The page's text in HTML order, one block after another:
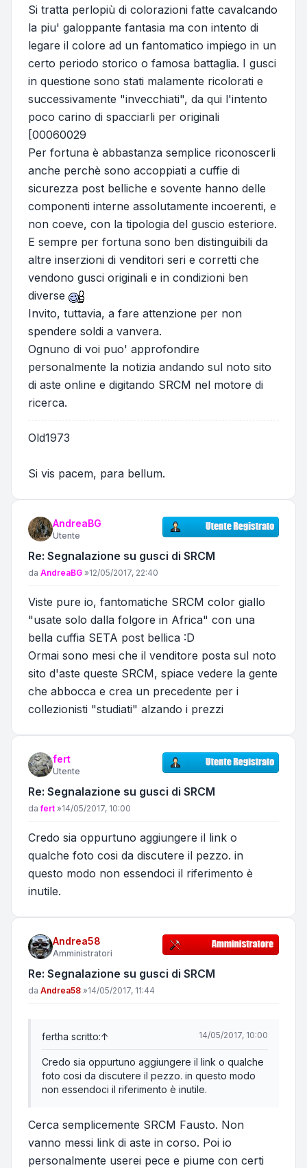
Si tratta perlopiù di colorazioni fatte cavalcando
la piu' galoppante fantasia ma con intento di
legare il colore ad un fantomatico impiego in un
certo periodo storico o famosa battaglia. I gusci
in questione sono stati malamente ricolorati e
successivamente "invecchiati", da qui l'intento
poco carino di spacciarli per originali
[00060029
Per fortuna è abbastanza semplice riconoscerli
anche perchè sono accoppiati a cuffie di
sicurezza post belliche e sovente hanno delle
componenti interne assolutamente incoerenti, e
non coeve, con la tipologia del guscio esteriore.
E sempre per fortuna sono ben distinguibili da
altre inserzioni di venditori seri e corretti che
vendono gusci originali e in condizioni ben
diverse
Invito, tuttavia, a fare attenzione per non
spendere soldi a vanvera.
Ognuno di voi puo' approfondire
personalmente la notizia andando sul noto sito
di aste online e digitando SRCM nel motore di
ricerca.
Old1973
Si vis pacem, para bellum.
AndreaBG
Utente
Re: Segnalazione su gusci di SRCM
Messaggio
da AndreaBG »12/05/2017, 22:40
Viste pure io, fantomatiche SRCM color giallo
"usate solo dalla folgore in Africa" con una
bella cuffia SETA post bellica :D
Ormai sono mesi che il venditore posta sul noto
sito d'aste queste SRCM, spiace vedere la gente
che abbocca e crea un precedente per i
collezionisti "studiati" alzando i prezzi
fert
Utente
Re: Segnalazione su gusci di SRCM
Messaggio
dafert »14/05/2017, 10:00
Credo sia oppurtuno aggiungere il link o
qualche foto cosi da discutere il pezzo. in
questo modo non essendoci il riferimento è
inutile.
Andrea58
Amministratori
Re: Segnalazione su gusci di SRCM
Messaggio
da Andrea58 »14/05/2017, 11:44
fertha scritto:↑ 14/05/2017, 10:00
Credo sia oppurtuno aggiungere il link o qualche
foto cosi da discutere il pezzo. in questo modo
non essendoci il riferimento è inutile.
Cerca semplicemente SRCM Fausto. Non
vanno messi link di aste in corso. Poi io
personalmente userei pece e piume con certi